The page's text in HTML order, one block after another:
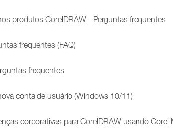
produtos CorelDRAW - Perguntas frequentes
frequentes (FAQ)
frequentes
conta de usuário (Windows 10/11)
corporativas para CorelDRAW usando Corel